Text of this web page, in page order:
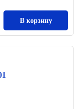
В корзину